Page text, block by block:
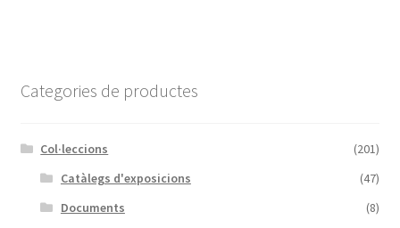
Categories de productes
Col·leccions
(201)
Catàlegs d'exposicions
(47)
Documents
(8)